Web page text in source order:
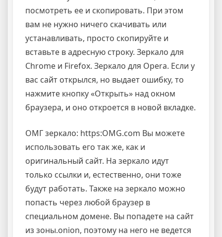
посмотреть ее и скопировать. При этом
вам не нужно ничего скачивать или
устанавливать, просто скопируйте и
вставьте в адресную строку. Зеркало для
Chrome и Firefox. Зеркало для Opera. Если у
вас сайт открылся, но выдает ошибку, то
нажмите кнопку «Открыть» над окном
браузера, и оно откроется в новой вкладке.
ОМГ зеркало: https:OMG.com Вы можете
использовать его так же, как и
оригинальный сайт. На зеркало идут
только ссылки и, естественно, они тоже
будут работать. Также на зеркало можно
попасть через любой браузер в
специальном домене. Вы попадете на сайт
из зоны.onion, поэтому на него не ведется